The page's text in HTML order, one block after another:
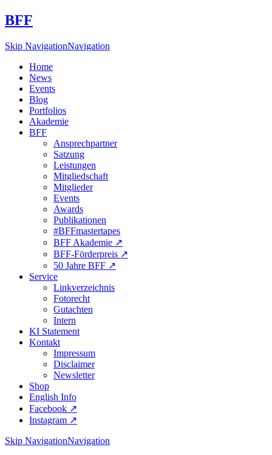
BFF
Skip NavigationNavigation
Home
News
Events
Blog
Portfolios
Akademie
BFF
Ansprechpartner
Satzung
Leistungen
Mitgliedschaft
Mitglieder
Events
Awards
Publikationen
#BFFmastertapes
BFF Akademie ↗︎
BFF-Förderpreis ↗︎
50 Jahre BFF ↗︎
Service
Linkverzeichnis
Fotorecht
Gutachten
Intern
KI Statement
Kontakt
Impressum
Disclaimer
Newsletter
Shop
English Info
Facebook ↗︎
Instagram ↗︎
Skip NavigationNavigation